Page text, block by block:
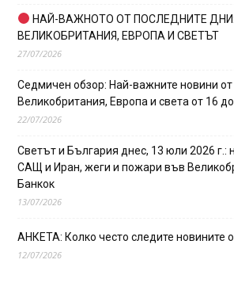
НАЙ-ВАЖНОТО ОТ ПОСЛЕДНИТЕ
ВЕЛИКОБРИТАНИЯ, ЕВРОПА И СВЕТЪТ
27/07/2026
Седмичен обзор: Най-важните новини
Великобритания, Европа и света от 16
22/07/2026
Светът и България днес, 13 юли 2026 г.:
САЩ и Иран, жеги и пожари във
Банкок
13/07/2026
АНКЕТА: Колко често следите новините
12/07/2026